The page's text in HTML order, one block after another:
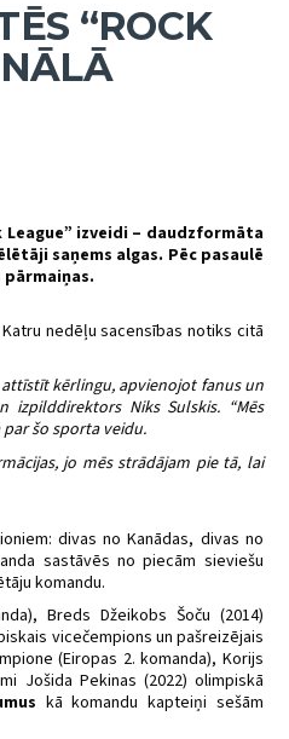
“ROCK
League” izveidi – daudzformāta
saņems algas. Pēc pasaulē
nedēļu sacensības notiks citā
attīstīt kērlingu, apvienojot fanus un
izpilddirektors Niks Sulskis. “Mēs
šo sporta veidu.
jo mēs strādājam pie tā, lai
divas no Kanādas, divas no
sastāvēs no piecām sieviešu
komandu.
Breds Džeikobs Šoču (2014)
vicečempions un pašreizējais
(Eiropas 2. komanda), Korijs
Jošida Pekinas (2022) olimpiskā
kā komandu kapteiņi sešām